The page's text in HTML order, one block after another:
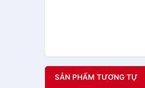
SẢN PHẨM TƯƠNG TỰ